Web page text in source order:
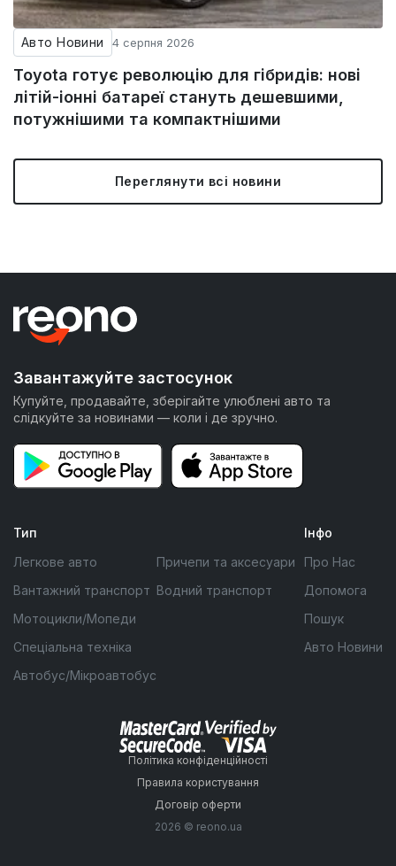
Авто Новини 4 серпня 2026
Toyota готує революцію для гібридів: нові
літій-іонні батареї стануть дешевшими,
потужнішими та компактнішими
Переглянути всі новини
Завантажуйте застосунок
Купуйте, продавайте, зберігайте улюблені авто та
слідкуйте за новинами — коли і де зручно.
Тип
Легкове авто
Вантажний транспорт
Мотоцикли/Мопеди
Спеціальна техніка
Автобус/Мікроавтобус
Причепи та аксесуари
Водний транспорт
Інфо
Про Нас
Допомога
Пошук
Авто Новини
Політика конфіденційності
Правила користування
Договір оферти
2026 © reono.ua